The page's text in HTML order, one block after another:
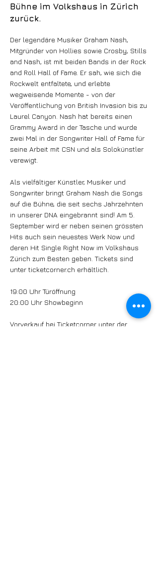
Bühne im Volkshaus in Zürich
zurück.
Der legendäre Musiker Graham Nash,
Mitgründer von Hollies sowie Crosby, Stills
and Nash, ist mit beiden Bands in der Rock
and Roll Hall of Fame. Er sah, wie sich die
Rockwelt entfaltete, und erlebte
wegweisende Momente - von der
Veröffentlichung von British Invasion bis zu
Laurel Canyon. Nash hat bereits einen
Grammy Award in der Tasche und wurde
zwei Mal in der Songwriter Hall of Fame für
seine Arbeit mit CSN und als Solokünstler
verewigt.
Als vielfältiger Künstler, Musiker und
Songwriter bringt Graham Nash die Songs
auf die Bühne, die seit sechs Jahrzehnten
in unserer DNA eingebrannt sind! Am 5.
September wird er neben seinen grössten
Hits auch sein neuestes Werk Now und
deren Hit Single Right Now im Volkshaus
Zürich zum Besten geben. Tickets sind
unter ticketcorner.ch erhältlich.
19:00 Uhr Türöffnung
20:00 Uhr Showbeginn
Vorverkauf bei Ticketcorner unter der